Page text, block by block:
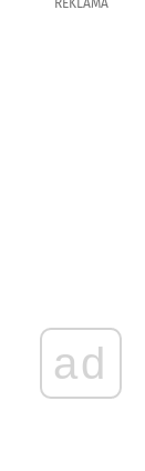
REKLAMA
ad